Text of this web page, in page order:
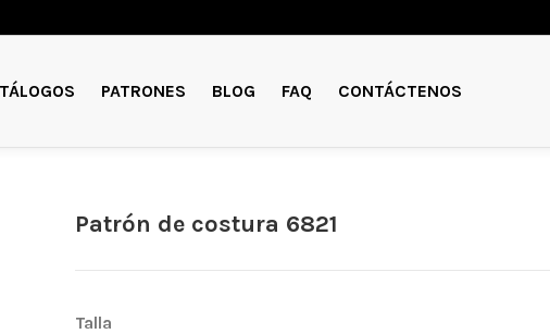
PATRONES BLOG FAQ
CONTÁCTENOS
Patrón de costura 6821
Talla